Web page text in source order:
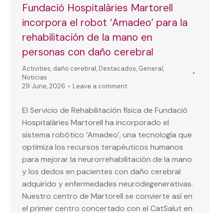
Fundació Hospitalàries Martorell
incorpora el robot ‘Amadeo’ para la
rehabilitación de la mano en
personas con daño cerebral
Activities, daño cerebral, Destacados, General,
Noticias
29 June, 2026
Leave a comment
El Servicio de Rehabilitación física de Fundació
Hospitalàries Martorell ha incorporado el
sistema robótico ‘Amadeo’, una tecnología que
optimiza los recursos terapéuticos humanos
para mejorar la neurorrehabilitación de la mano
y los dedos en pacientes con daño cerebral
adquirido y enfermedades neurodegenerativas.
Nuestro centro de Martorell se convierte así en
el primer centro concertado con el CatSalut en